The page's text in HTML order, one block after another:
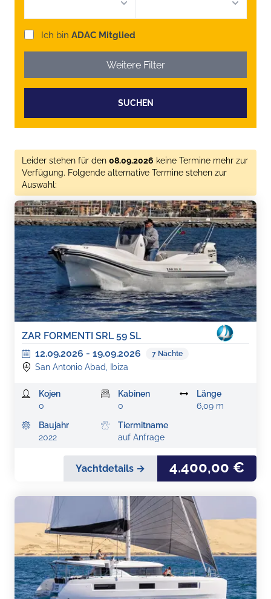
Ich bin ADAC Mitglied
Weitere Filter
SUCHEN
Leider stehen für den 08.09.2026 keine Termine mehr zur
Verfügung. Folgende alternative Termine stehen zur
Auswahl:
ZAR FORMENTI SRL 59 SL
12.09.2026 - 19.09.2026 7 Nächte
San Antonio Abad, Ibiza
Kojen
0
Kabinen
0
Länge
6,09 m
Baujahr
2022
Tiermitname
auf Anfrage
Yachtdetails → 4.400,00 €